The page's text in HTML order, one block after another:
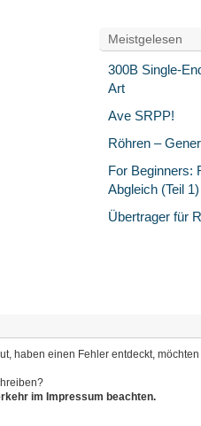
Meistgelesen
300B Single-
Art
Ave SRPP!
Röhren –
For Beginners:
Abgleich (Teil 1)
Übertrager für
haben einen Fehler entdeckt,
im Impressum beachten.